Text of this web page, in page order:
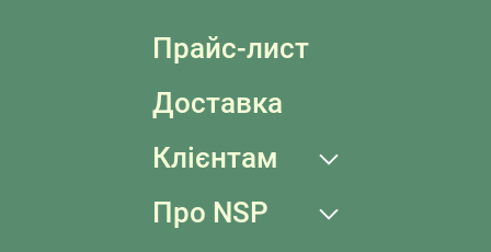
Прайс-лист
Доставка
Клієнтам
Про NSP